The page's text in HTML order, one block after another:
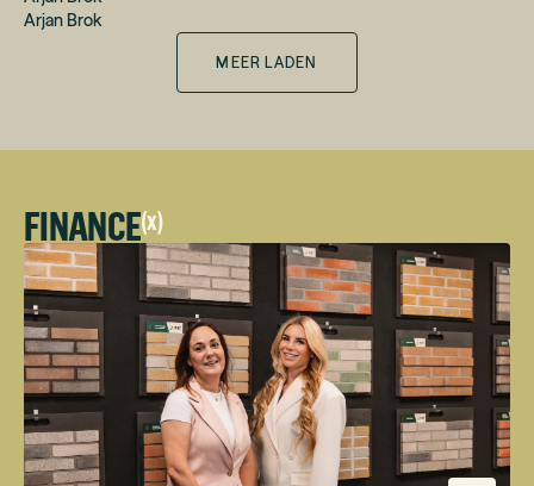
Arjan Brok
MEER LADEN
FINANCE(x)